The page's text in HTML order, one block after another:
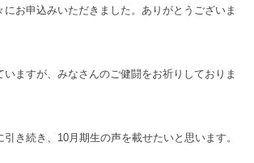
にお申込みいただきました。ありがとうございま
いますが、みなさんのご健闘をお祈りしておりま
き続き、10月期生の声を載せたいと思います。